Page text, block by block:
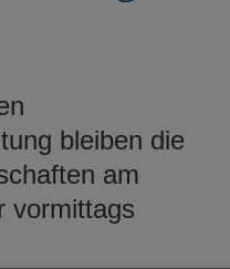
bleiben die
am
vormittags